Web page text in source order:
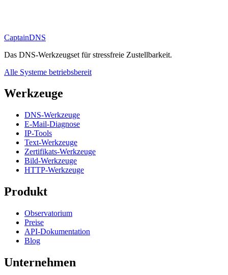
CaptainDNS
Das DNS-Werkzeugset für stressfreie Zustellbarkeit.
Alle Systeme betriebsbereit
Werkzeuge
DNS-Werkzeuge
E-Mail-Diagnose
IP-Tools
Text-Werkzeuge
Zertifikats-Werkzeuge
Bild-Werkzeuge
HTTP-Werkzeuge
Produkt
Observatorium
Preise
API-Dokumentation
Blog
Unternehmen